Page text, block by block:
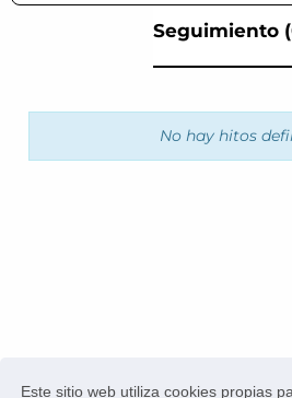
Este sitio web utiliza cookies propias
Seguimiento
No hay hitos